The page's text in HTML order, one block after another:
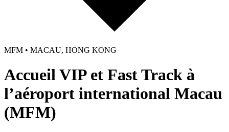
MFM • MACAU, HONG KONG
Accueil VIP et Fast Track à
l’aéroport international Macau
(MFM)